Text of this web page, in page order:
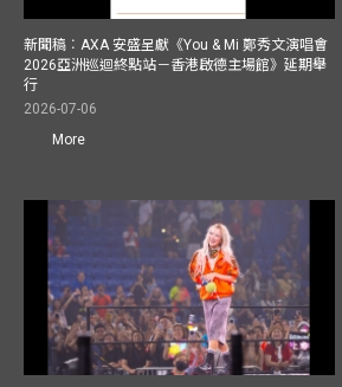
新聞稿︰AXA 安盛呈獻《You & Mi 鄭秀文演唱會
2026亞洲巡迴終點站－香港啟德主場館》延期舉
行
2026-07-06
More